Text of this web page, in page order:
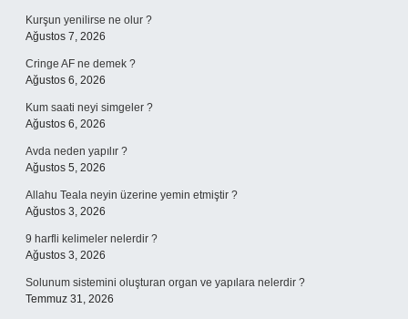
Kurşun yenilirse ne olur ?
Ağustos 7, 2026
Cringe AF ne demek ?
Ağustos 6, 2026
Kum saati neyi simgeler ?
Ağustos 6, 2026
Avda neden yapılır ?
Ağustos 5, 2026
Allahu Teala neyin üzerine yemin etmiştir ?
Ağustos 3, 2026
9 harfli kelimeler nelerdir ?
Ağustos 3, 2026
Solunum sistemini oluşturan organ ve yapılara nelerdir ?
Temmuz 31, 2026